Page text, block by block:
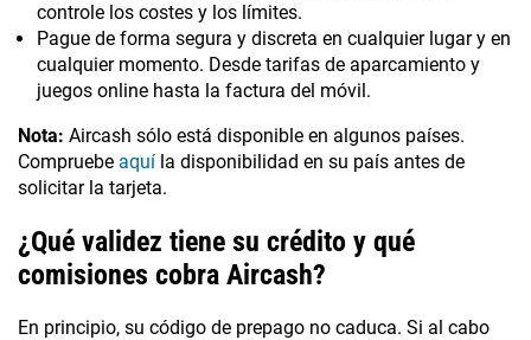
controle los costes y los límites.
Pague de forma segura y discreta en cualquier lugar y en
cualquier momento. Desde tarifas de aparcamiento y
juegos online hasta la factura del móvil.
Nota: Aircash sólo está disponible en algunos países.
Compruebe aquí la disponibilidad en su país antes de
solicitar la tarjeta.
¿Qué validez tiene su crédito y qué
comisiones cobra Aircash?
En principio, su código de prepago no caduca. Si al cabo